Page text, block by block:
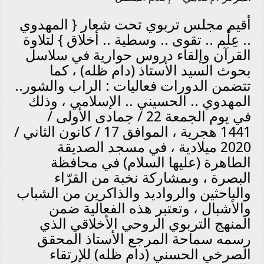
أقيم مجلس تربوي تحت شعار { المهدوي
.. عِلْم .. تقوى .. وسطية .. أخلاق } لتلاوة
القرآن وإلقاء دروس حوارية في سلاسل
بحوث السيد الأستاذ (دام ظله) ، كما
تتضمن الدورات فعاليات : الراب والشور..
المهدوي .. الحسيني .. الإسلامي ، وذلك
في يوم الجمعة 22 / جمادى الأولى /
1441 هجرية ، الموافق 17 / كانون الثاني /
2020 ميلادية ، في مسجد الصديقة
الطاهرة (عليها السلام) في محافظة
البصرة ، وبمشاركة نخبة من القرّاء
والباحثين والرواديد والذاكرين من الشباب
والأشبال ، وتعتبر هذه الفعالية ضمن
المنهج التربوي الروحي الأخلاقي الذي
رسمه سماحة المرجع الأستاذ المحقق
الصرخي الحسني (دام ظله) للإرتقاء